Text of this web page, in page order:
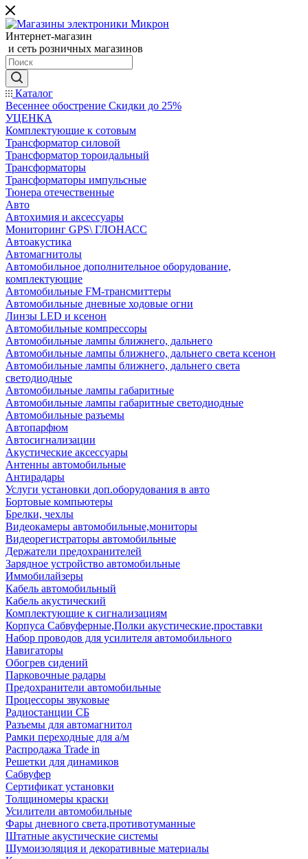
Интернет-магазин
и сеть розничных магазинов
Каталог
Весеннее обострение Скидки до 25%
УЦЕНКА
Комплектующие к сотовым
Трансформатор силовой
Трансформатор тороидальный
Трансформаторы
Трансформаторы импульсные
Тюнера отечественные
Авто
Автохимия и аксессуары
Мониторинг GPS\ ГЛОНАСС
Автоакустика
Автомагнитолы
Автомобильное дополнительное оборудование,
комплектующие
Автомобильные FM-трансмиттеры
Автомобильные дневные ходовые огни
Линзы LED и ксенон
Автомобильные компрессоры
Автомобильные лампы ближнего, дальнего
Автомобильные лампы ближнего, дальнего света ксенон
Автомобильные лампы ближнего, дальнего света
светодиодные
Автомобильные лампы габаритные
Автомобильные лампы габаритные светодиодные
Автомобильные разъемы
Автопарфюм
Автосигнализации
Акустические аксессуары
Антенны автомобильные
Антирадары
Услуги установки доп.оборудования в авто
Бортовые компьютеры
Брелки, чехлы
Видеокамеры автомобильные,мониторы
Видеорегистраторы автомобильные
Держатели предохранителей
Зарядное устройство автомобильные
Иммобилайзеры
Кабель автомобильный
Кабель акустический
Комплектующие к сигнализациям
Корпуса Сабвуферные,Полки акустические,проставки
Набор проводов для усилителя автомобильного
Навигаторы
Обогрев сидений
Парковочные радары
Предохранители автомобильные
Процессоры звуковые
Радиостанции СБ
Разъемы для автомагнитол
Рамки переходные для а/м
Распродажа Trade in
Решетки для динамиков
Сабвуфер
Сертификат установки
Толщиномеры краски
Усилители автомобильные
Фары дневного света,противотуманные
Штатные акустические системы
Шумоизоляция и декоративные материалы